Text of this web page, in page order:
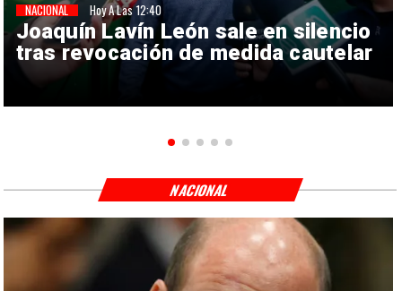
Joaquín Lavín León sale en silencio
tras revocación de medida cautelar
NACIONAL Hoy A Las 12:40
NACIONAL